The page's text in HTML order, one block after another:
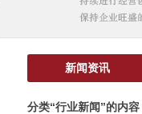
新闻资讯
分类“行业新闻”的内容